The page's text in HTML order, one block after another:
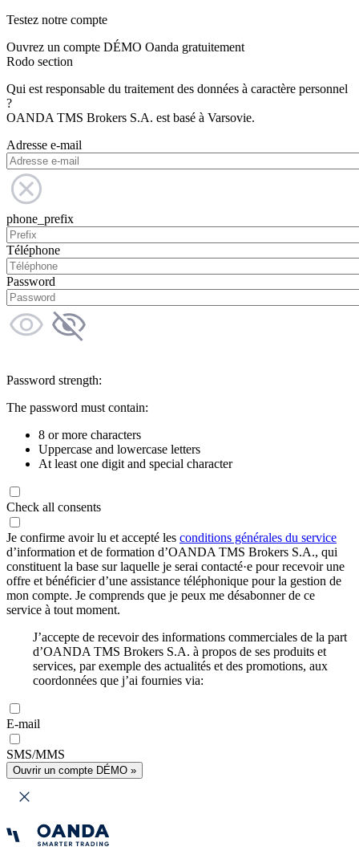
Testez notre compte
Ouvrez un compte DÉMO Oanda gratuitement
Rodo section
Qui est responsable du traitement des données à caractère personnel
?
OANDA TMS Brokers S.A. est basé à Varsovie.
Adresse e-mail
phone_prefix
Téléphone
Password
Password strength:
The password must contain:
8 or more characters
Uppercase and lowercase letters
At least one digit and special character
Check all consents
Je confirme avoir lu et accepté les conditions générales du service
d’information et de formation d’OANDA TMS Brokers S.A., qui
constituent la base sur laquelle je serai contacté·e pour recevoir une
offre et bénéficier d’une assistance téléphonique pour la gestion de
mon compte. Je comprends que je peux me désabonner de ce
service à tout moment.
J’accepte de recevoir des informations commerciales de la part
d’OANDA TMS Brokers S.A. à propos de ses produits et
services, par exemple des actualités et des promotions, aux
coordonnées que j’ai fournies via:
E-mail
SMS/MMS
Ouvrir un compte DÉMO »